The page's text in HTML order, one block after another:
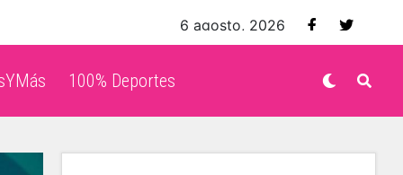
6 agosto, 2026
100% Deportes